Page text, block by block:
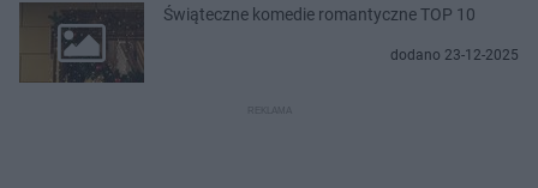
Świąteczne komedie romantyczne TOP 10
dodano 23-12-2025